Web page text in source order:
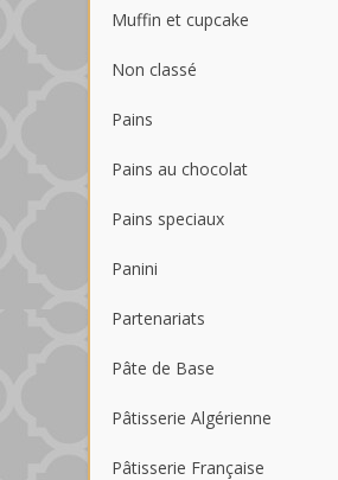
Muffin et cupcake
Non classé
Pains
Pains au chocolat
Pains speciaux
Panini
Partenariats
Pâte de Base
Pâtisserie Algérienne
Pâtisserie Française